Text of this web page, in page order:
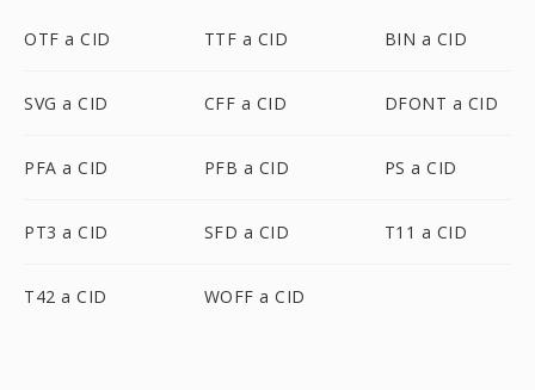
OTF a CID TTF a CID BIN a CID
SVG a CID CFF a CID DFONT a CID
PFA a CID PFB a CID PS a CID
PT3 a CID SFD a CID T11 a CID
T42 a CID WOFF a CID